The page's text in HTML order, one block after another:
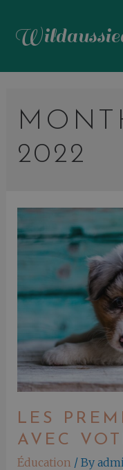
2022
LES
AVEC
Éducation / By